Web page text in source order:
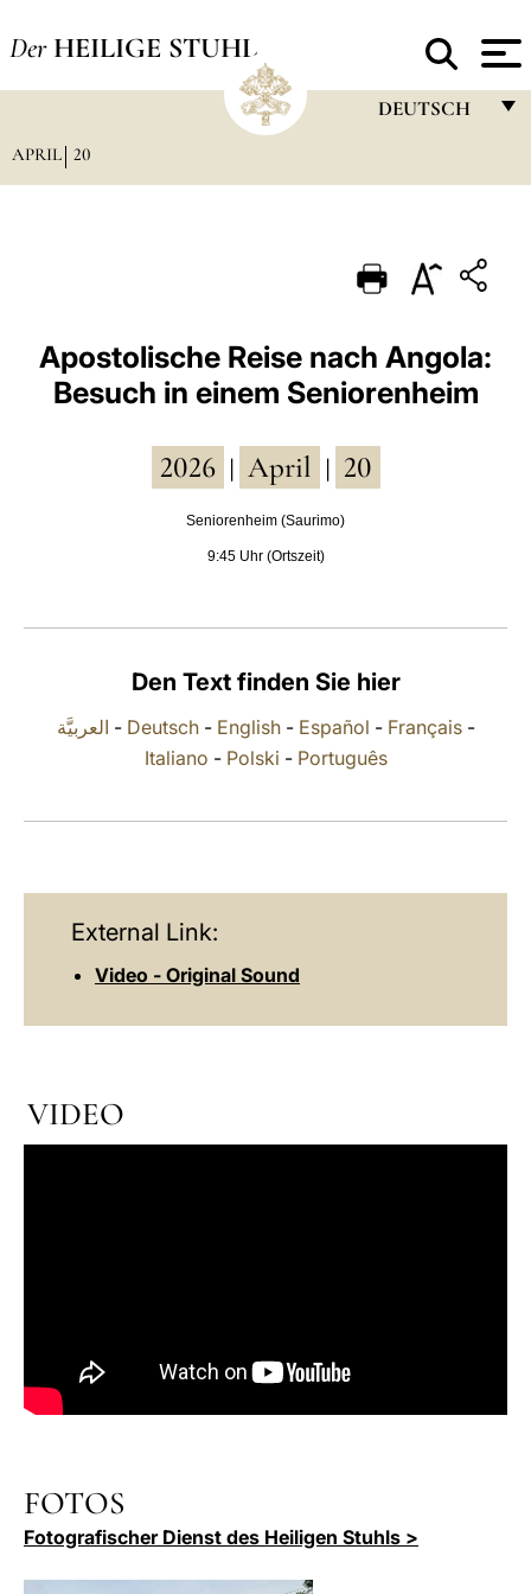
Der HEILIGE STUHL
DEUTSCH
PORTUGUÊS
ESPAÑOL
DEUTSCH
APRIL 20
Apostolische Reise nach Angola:
Besuch in einem Seniorenheim
2026 April 20
Seniorenheim (Saurimo)
9:45 Uhr (Ortszeit)
Den Text finden Sie hier
العربيَّة - Deutsch- English- Español - Français-
Italiano - Polski - Português
External Link:
Video - Original Sound
VIDEO
FOTOS
Fotografischer Dienst des Heiligen Stuhls >